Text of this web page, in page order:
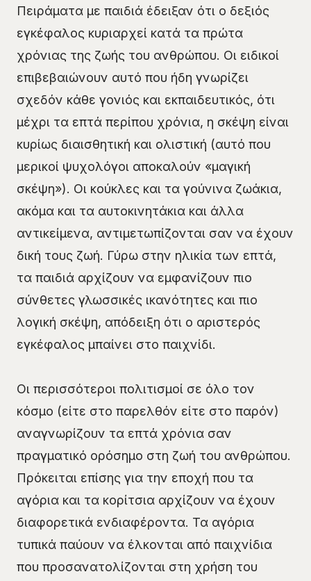
Πειράματα με παιδιά έδειξαν ότι ο δεξιός
εγκέφαλος κυριαρχεί κατά τα πρώτα
χρόνιας της ζωής του ανθρώπου. Οι ειδικοί
επιβεβαιώνουν αυτό που ήδη γνωρίζει
σχεδόν κάθε γονιός και εκπαιδευτικός, ότι
μέχρι τα επτά περίπου χρόνια, η σκέψη είναι
κυρίως διαισθητική και ολιστική (αυτό που
μερικοί ψυχολόγοι αποκαλούν «μαγική
σκέψη»). Οι κούκλες και τα γούνινα ζωάκια,
ακόμα και τα αυτοκινητάκια και άλλα
αντικείμενα, αντιμετωπίζονται σαν να έχουν
δική τους ζωή. Γύρω στην ηλικία των επτά,
τα παιδιά αρχίζουν να εμφανίζουν πιο
σύνθετες γλωσσικές ικανότητες και πιο
λογική σκέψη, απόδειξη ότι ο αριστερός
εγκέφαλος μπαίνει στο παιχνίδι.
Οι περισσότεροι πολιτισμοί σε όλο τον
κόσμο (είτε στο παρελθόν είτε στο παρόν)
αναγνωρίζουν τα επτά χρόνια σαν
πραγματικό ορόσημο στη ζωή του ανθρώπου.
Πρόκειται επίσης για την εποχή που τα
αγόρια και τα κορίτσια αρχίζουν να έχουν
διαφορετικά ενδιαφέροντα. Τα αγόρια
τυπικά παύουν να έλκονται από παιχνίδια
που προσανατολίζονται στη χρήση του